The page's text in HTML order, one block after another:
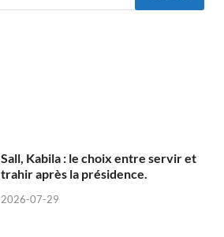
Sall, Kabila : le choix entre servir et
trahir après la présidence.
2026-07-29